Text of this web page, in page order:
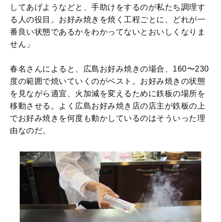
してあげようなどと、手助けをするのが私たち調理す
る人の役目。お好み焼きを焼く工程ごとに、どれが一
番良い状態であるかをわかってないとおいしくなりま
せん」
春名さんによると、広島お好み焼きの場合、160〜230
度の範囲で焼いていくのがベスト。お好み焼きの状態
を見ながら適宜、火加減を変えるために鉄板の場所を
移動させる。よく広島お好み焼き店の店主が鉄板の上
でお好み焼きを何度も動かしているのはそういった理
由なのだ。